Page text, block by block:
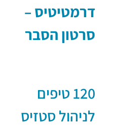
דרמטיטיס –
סרטון הסבר
120 טיפים
לניהול סטזיס